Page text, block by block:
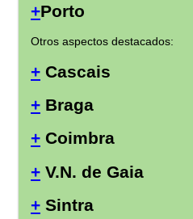
+Porto
Otros aspectos destacados:
+ Cascais
+ Braga
+ Coimbra
+ V.N. de Gaia
+ Sintra